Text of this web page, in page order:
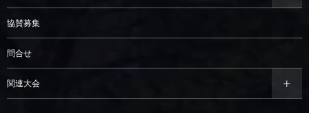
協賛募集
問合せ
関連大会